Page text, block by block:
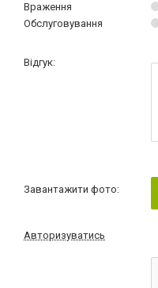
Враження
Обслуговування
Відгук:
Завантажити фото:
Авторизуватись